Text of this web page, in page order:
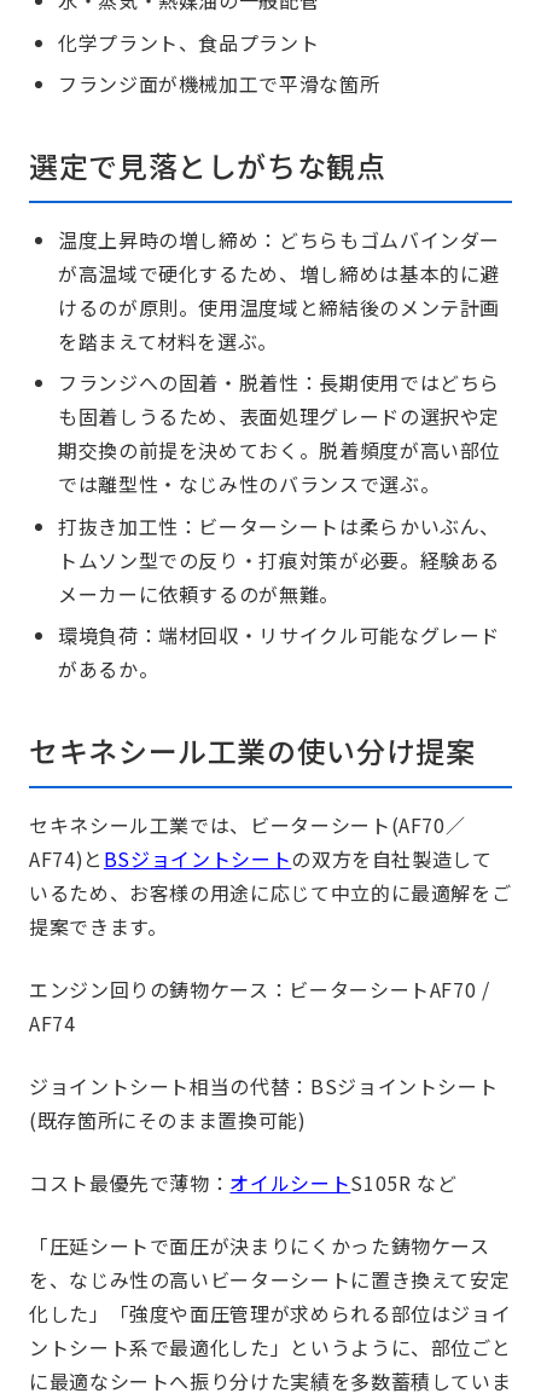
化学プラント、食品プラント
フランジ面が機械加工で平滑な箇所
選定で見落としがちな観点
温度上昇時の増し締め：どちらもゴムバインダー
が高温域で硬化するため、増し締めは基本的に避
けるのが原則。使用温度域と締結後のメンテ計画
を踏まえて材料を選ぶ。
フランジへの固着・脱着性：長期使用ではどちら
も固着しうるため、表面処理グレードの選択や定
期交換の前提を決めておく。脱着頻度が高い部位
では離型性・なじみ性のバランスで選ぶ。
打抜き加工性：ビーターシートは柔らかいぶん、
トムソン型での反り・打痕対策が必要。経験ある
メーカーに依頼するのが無難。
環境負荷：端材回収・リサイクル可能なグレード
があるか。
セキネシール工業の使い分け提案
セキネシール工業では、ビーターシート(AF70／
AF74)と BSジョイントシートの双方を自社製造して
いるため、お客様の用途に応じて中立的に最適解をご
提案できます。
エンジン回りの鋳物ケース：ビーターシートAF70 /
AF74
ジョイントシート相当の代替：BSジョイントシート
(既存箇所にそのまま置換可能)
コスト最優先で薄物： オイルシートS105R など
「圧延シートで面圧が決まりにくかった鋳物ケース
を、なじみ性の高いビーターシートに置き換えて安定
化した」「強度や面圧管理が求められる部位はジョイ
ントシート系で最適化した」というように、部位ごと
に最適なシートへ振り分けた実績を多数蓄積していま